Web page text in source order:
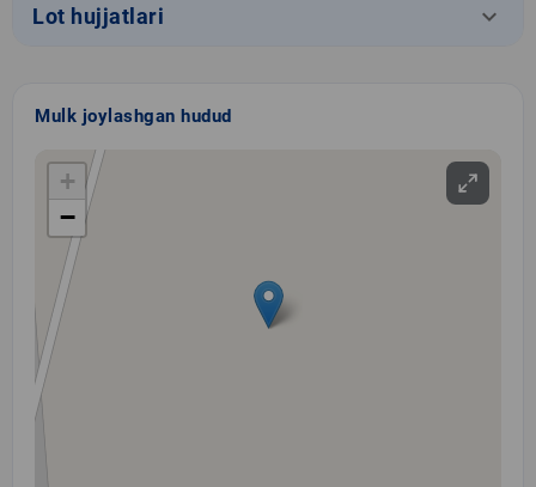
Lot hujjatlari keyboard_arrow_down
Mulk joylashgan hudud
+
−